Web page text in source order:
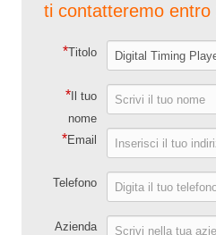
ti contatteremo entro
*Titolo
*Il tuo
nome
*Email
Telefono
Azienda